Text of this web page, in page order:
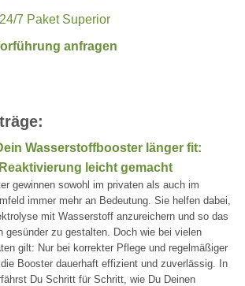
7 Paket Superior
anfragen
Wasserstoffbooster länger fit:
leicht gemacht
gewinnen sowohl im privaten als auch im
immer mehr an Bedeutung. Sie helfen dabei,
mit Wasserstoff anzureichern und so das
gesünder zu gestalten. Doch wie bei vielen
gilt: Nur bei korrekter Pflege und regelmäßiger
Booster dauerhaft effizient und zuverlässig. In
Du Schritt für Schritt, wie Du Deinen